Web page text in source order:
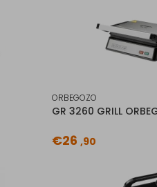
ORBEGOZO
GR 3260 GRILL
€26 ,90